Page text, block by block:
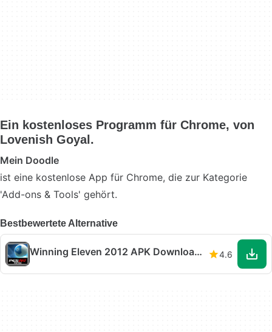
Ein kostenloses Programm für Chrome, von
Lovenish Goyal.
Mein Doodle
ist eine kostenlose App für Chrome, die zur Kategorie
'Add-ons & Tools' gehört.
Bestbewertete Alternative
Winning Eleven 2012 APK Download v1.0.1 4.6